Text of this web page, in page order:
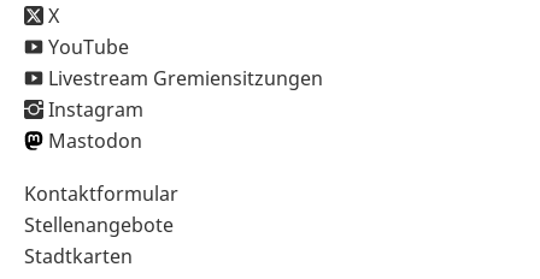
X
YouTube
Livestream Gremiensitzungen
Instagram
Mastodon
Sekundärnavigation
im
Fußbereich
Kontaktformular
Stellenangebote
Stadtkarten